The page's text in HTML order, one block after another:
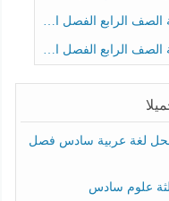
الرابع الفصل الثالث
الرابع الفصل الثالث
لغة عربية سادس فصل
علوم سادس